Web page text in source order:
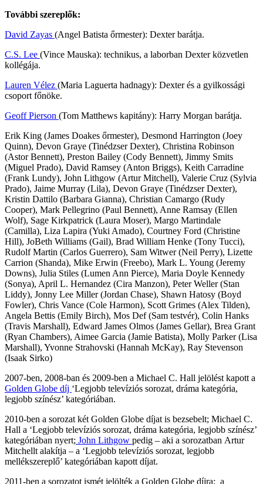
További szereplők:
David Zayas (Angel Batista őrmester): Dexter barátja.
C.S. Lee (Vince Mauska): technikus, a laborban Dexter közvetlen
kollégája.
Lauren Vélez (Maria Laguerta hadnagy): Dexter és a gyilkossági
csoport főnöke.
Geoff Pierson (Tom Matthews kapitány): Harry Morgan barátja.
Erik King (James Doakes őrmester), Desmond Harrington (Joey
Quinn), Devon Graye (Tinédzser Dexter), Christina Robinson
(Astor Bennett), Preston Bailey (Cody Bennett), Jimmy Smits
(Miguel Prado), David Ramsey (Anton Briggs), Keith Carradine
(Frank Lundy), John Lithgow (Artur Mitchell), Valerie Cruz (Sylvia
Prado), Jaime Murray (Lila), Devon Graye (Tinédzser Dexter),
Kristin Dattilo (Barbara Gianna), Christian Camargo (Rudy
Cooper), Mark Pellegrino (Paul Bennett), Anne Ramsay (Ellen
Wolf), Sage Kirkpatrick (Laura Moser), Margo Martindale
(Camilla), Liza Lapira (Yuki Amado), Courtney Ford (Christine
Hill), JoBeth Williams (Gail), Brad William Henke (Tony Tucci),
Rudolf Martin (Carlos Guerrero), Sam Witwer (Neil Perry), Lizette
Carrion (Shanda), Mike Erwin (Freebo), Mark L. Young (Jeremy
Downs), Julia Stiles (Lumen Ann Pierce), Maria Doyle Kennedy
(Sonya), April L. Hernandez (Cira Manzon), Peter Weller (Stan
Liddy), Jonny Lee Miller (Jordan Chase), Shawn Hatosy (Boyd
Fowler), Chris Vance (Cole Harmon), Scott Grimes (Alex Tilden),
Angela Bettis (Emily Birch), Mos Def (Sam testvér), Colin Hanks
(Travis Marshall), Edward James Olmos (James Gellar), Brea Grant
(Ryan Chambers), Aimee Garcia (Jamie Batista), Molly Parker (Lisa
Marshall), Yvonne Strahovski (Hannah McKay), Ray Stevenson
(Isaak Sirko)
2007-ben, 2008-ban és 2009-ben a Michael C. Hall jelölést kapott a
Golden Globe díj ‘Legjobb televíziós sorozat, dráma kategória,
legjobb színész’ kategóriában.
2010-ben a sorozat két Golden Globe díjat is bezsebelt; Michael C.
Hall a ‘Legjobb televíziós sorozat, dráma kategória, legjobb színész’
kategóriában nyert; John Lithgow pedig – aki a sorozatban Artur
Mitchellt alakítja – a ‘Legjobb televíziós sorozat, legjobb
mellékszereplő’ kategóriában kapott díjat.
2011-ben a sorozatot ismét jelölték a Golden Globe díjra; a